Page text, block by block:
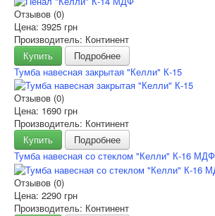
Отзывов (0)
Цена: 3925 грн
Производитель: Континент
Купить
Подробнее
Тумба навесная закрытая "Келли" К-15
Отзывов (0)
Цена: 1690 грн
Производитель: Континент
Купить
Подробнее
Тумба навесная со стеклом "Келли" К-16 МДФ
Отзывов (0)
Цена: 2290 грн
Производитель: Континент